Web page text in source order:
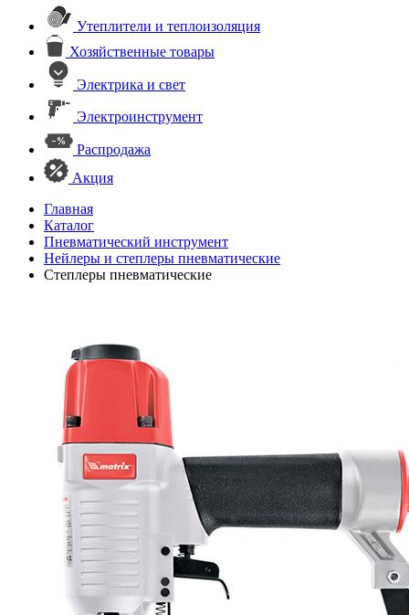
Утеплители и теплоизоляция
Хозяйственные товары
Электрика и свет
Электроинструмент
Распродажа
Акция
Главная
Каталог
Пневматический инструмент
Нейлеры и степлеры пневматические
Степлеры пневматические